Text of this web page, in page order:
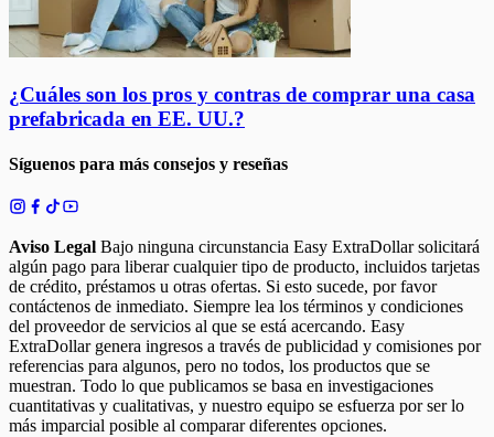
¿Cuáles son los pros y contras de comprar una casa
prefabricada en EE. UU.?
Síguenos para más consejos y reseñas
Aviso Legal Bajo ninguna circunstancia Easy ExtraDollar solicitará
algún pago para liberar cualquier tipo de producto, incluidos tarjetas
de crédito, préstamos u otras ofertas. Si esto sucede, por favor
contáctenos de inmediato. Siempre lea los términos y condiciones
del proveedor de servicios al que se está acercando. Easy
ExtraDollar genera ingresos a través de publicidad y comisiones por
referencias para algunos, pero no todos, los productos que se
muestran. Todo lo que publicamos se basa en investigaciones
cuantitativas y cualitativas, y nuestro equipo se esfuerza por ser lo
más imparcial posible al comparar diferentes opciones.